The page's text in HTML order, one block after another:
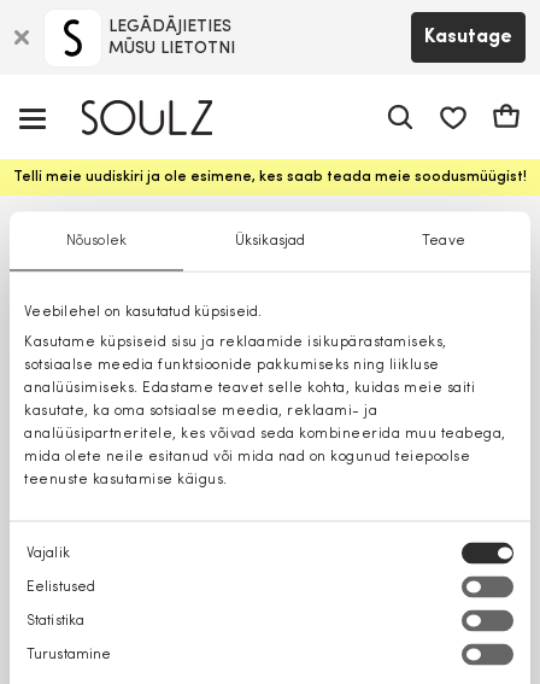
Nõusolek Üksikasjad Teave
Veebilehel on kasutatud küpsiseid.
Kasutame küpsiseid sisu ja reklaamide isikupärastamiseks,
sotsiaalse meedia funktsioonide pakkumiseks ning liikluse
analüüsimiseks. Edastame teavet selle kohta, kuidas meie saiti
kasutate, ka oma sotsiaalse meedia, reklaami- ja
analüüsipartneritele, kes võivad seda kombineerida muu teabega,
mida olete neile esitanud või mida nad on kogunud teiepoolse
teenuste kasutamise käigus.
Nõusoleku
valik
Vajalik
Eelistused
Statistika
Turustamine
LEGĀDĀJIETIES
MŪSU LIETOTNI
Kasutage
Telli meie uudiskiri ja ole esimene, kes saab teada meie soodusmüügist!